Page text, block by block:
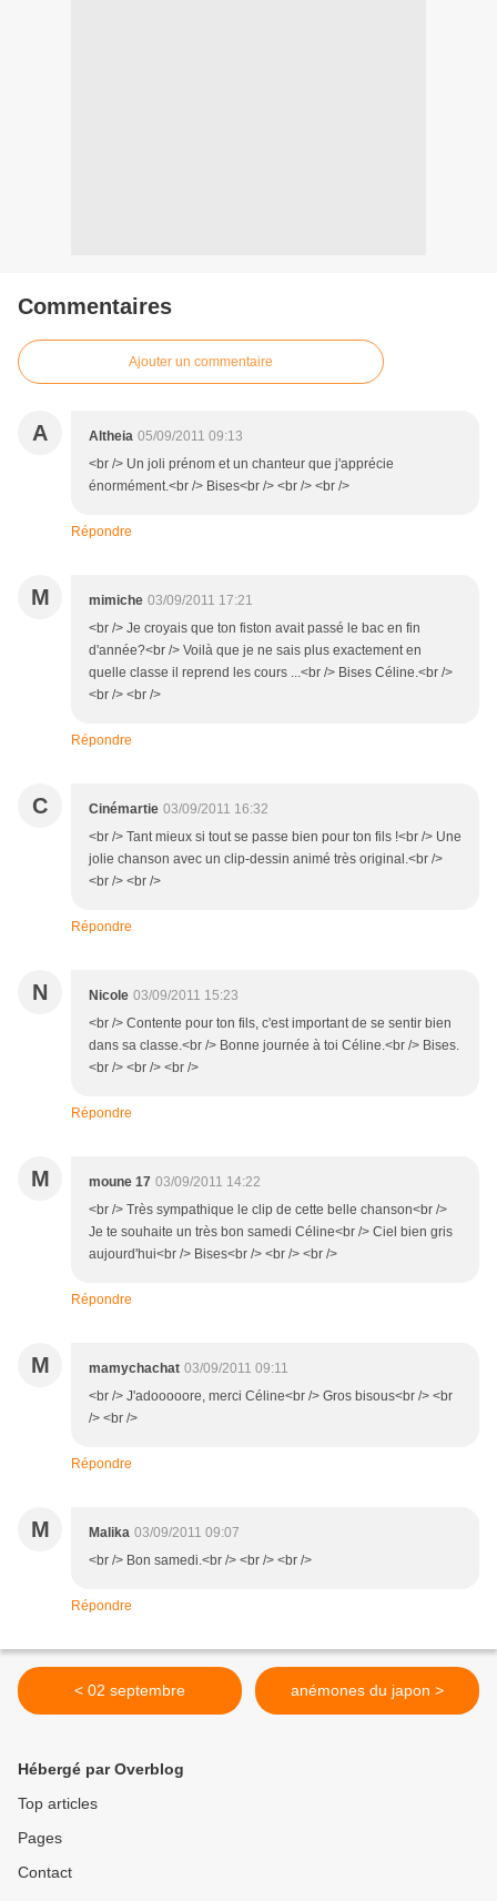
Commentaires
Ajouter un commentaire
A Altheia 05/09/2011 09:13
<br /> Un joli prénom et un chanteur que j'apprécie
énormément.<br /> Bises<br /> <br /> <br />
Répondre
M mimiche 03/09/2011 17:21
<br /> Je croyais que ton fiston avait passé le bac en fin
d'année?<br /> Voilà que je ne sais plus exactement en
quelle classe il reprend les cours ...<br /> Bises Céline.<br />
<br /> <br />
Répondre
C Cinémartie 03/09/2011 16:32
<br /> Tant mieux si tout se passe bien pour ton fils !<br /> Une
jolie chanson avec un clip-dessin animé très original.<br />
<br /> <br />
Répondre
N Nicole 03/09/2011 15:23
<br /> Contente pour ton fils, c'est important de se sentir bien
dans sa classe.<br /> Bonne journée à toi Céline.<br /> Bises.
<br /> <br /> <br />
Répondre
M moune 17 03/09/2011 14:22
<br /> Très sympathique le clip de cette belle chanson<br />
Je te souhaite un très bon samedi Céline<br /> Ciel bien gris
aujourd'hui<br /> Bises<br /> <br /> <br />
Répondre
M mamychachat 03/09/2011 09:11
<br /> J'adooooore, merci Céline<br /> Gros bisous<br /> <br
/> <br />
Répondre
M Malika 03/09/2011 09:07
<br /> Bon samedi.<br /> <br /> <br />
Répondre
< 02 septembre anémones du japon >
Hébergé par Overblog
Top articles
Pages
Contact